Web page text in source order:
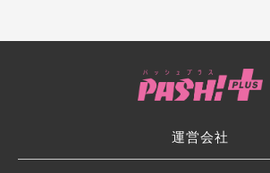
運営会社